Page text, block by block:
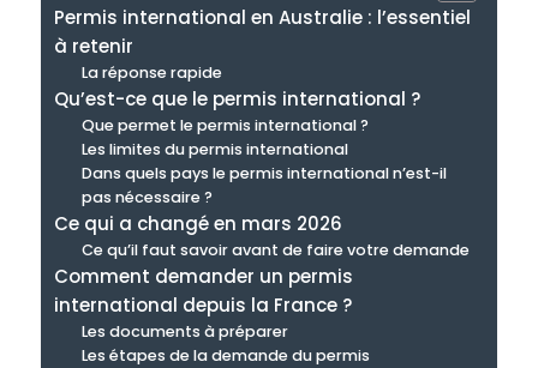
Permis international en Australie : l’essentiel
à retenir
La réponse rapide
Qu’est-ce que le permis international ?
Que permet le permis international ?
Les limites du permis international
Dans quels pays le permis international n’est-il
pas nécessaire ?
Ce qui a changé en mars 2026
Ce qu’il faut savoir avant de faire votre demande
Comment demander un permis
international depuis la France ?
Les documents à préparer
Les étapes de la demande du permis